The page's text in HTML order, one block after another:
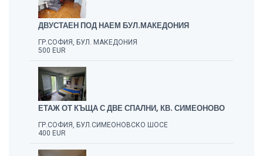
ДВУСТАЕН ПОД НАЕМ БУЛ.МАКЕДОНИЯ
ГР.СОФИЯ, БУЛ. МАКЕДОНИЯ
500 EUR
ЕТАЖ ОТ КЪЩА С ДВЕ СПАЛНИ, КВ. СИМЕОНОВО
ГР.СОФИЯ, БУЛ.СИМЕОНОВСКО ШОСЕ
400 EUR